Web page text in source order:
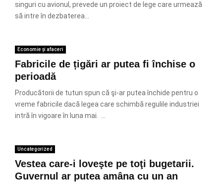
singuri cu avionul, prevede un proiect de lege care urmează
să intre în dezbaterea...
Economie și afaceri
Fabricile de țigări ar putea fi închise o
perioadă
Producătorii de tutun spun că şi-ar putea închide pentru o
vreme fabricile dacă legea care schimbă regulile industriei
intră în vigoare în luna mai. ...
Uncategorized
Vestea care-i loveşte pe toţi bugetarii.
Guvernul ar putea amâna cu un an